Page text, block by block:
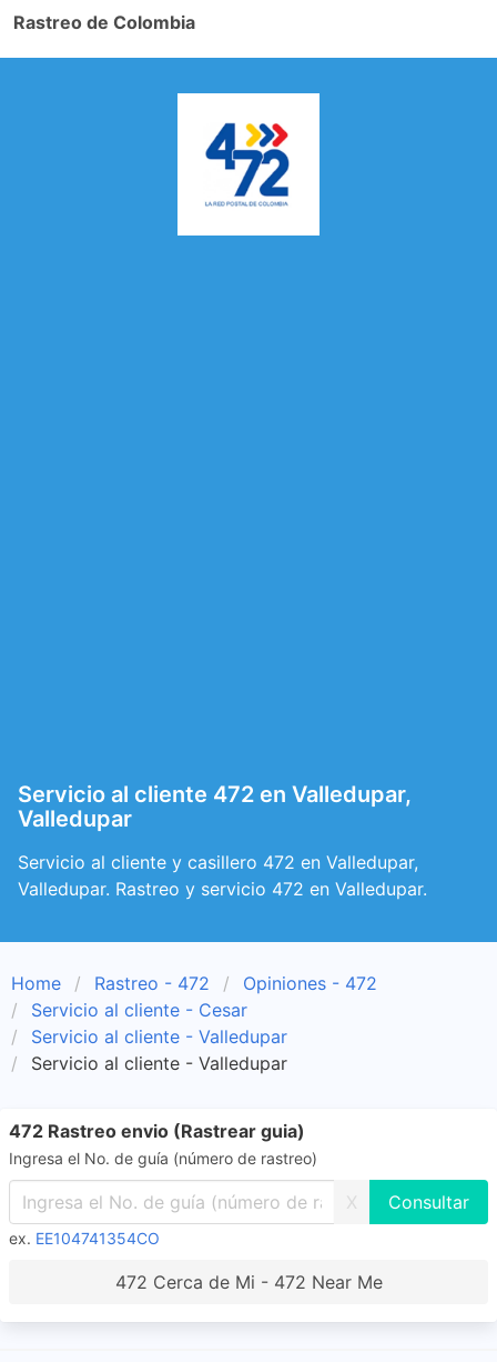
Rastreo de Colombia
Servicio al cliente 472 en Valledupar,
Valledupar
Servicio al cliente y casillero 472 en Valledupar,
Valledupar. Rastreo y servicio 472 en Valledupar.
Home Rastreo - 472
Opiniones - 472
Servicio al cliente - Cesar
Servicio al cliente - Valledupar
Servicio al cliente - Valledupar
472 Rastreo envio (Rastrear guia)
Ingresa el No. de guía (número de rastreo)
X
ex. EE104741354CO
472 Cerca de Mi - 472 Near Me